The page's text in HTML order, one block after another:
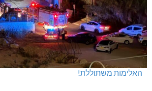
האלימות משתוללת!